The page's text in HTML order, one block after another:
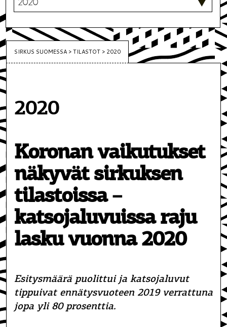
SIRKUS SUOMESSA >TILASTOT > 2020
2020
Koronan vaikutukset
näkyvät sirkuksen
tilastoissa –
katsojaluvuissa raju
lasku vuonna 2020
Esitysmäärä puolittui ja katsojaluvut
tippuivat ennätysvuoteen 2019 verrattuna
jopa yli 80 prosenttia.